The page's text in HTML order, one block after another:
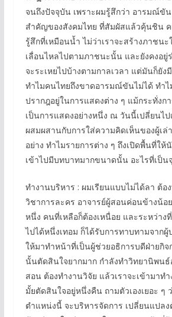
จนถึงปัจจุบัน เพราะผมรู้สึกว่า อารมณ์ขั
สำคัญของสังคมไทย ที่สัมผัสแล้วคุ้นชิน
รู้สึกที่เหมือนน้ำ ไม่ว่าเราจะสร้างภาชน
เลื่อนไหลไปตามภาชนะนั้น และยังคงอยู่
จะระเหยไปบ้างตามกาลเวลา แต่มันก็ยัง
ทำไมคนไทยถึงขาดอารมณ์ขันไม่ได้ ทำ
ปรากฎอยู่ในการแสดงต่าง ๆ แม้กระทั่งก
เป็นการแสดงอย่างหนึ่ง ณ วันนี้เปลี่ยนไป
ผสมผสานกับการใส่ความคิดเห็นของผู้เล่
อย่าง ทำไมรายการต่าง ๆ ถึงเปิดพื้นที่ให้
เข้าไปมีบทบาทมากขนาดนั้น อะไรที่เป็
ทำงานบริหาร : ผมเรียนแบบไม่ได้ลา ต้อ
วิชาการละคร อาจารย์ผู้สอนค่อนข้างน้
หนึ่ง คนที่เหลือก็ต้องเหนื่อย และระหว่าง
ไปได้หนึ่งเทอม ก็ได้รับการทาบทามจาก
ให้มาทำหน้าที่เป็นผู้ช่วยอธิการบดีฝ่ายกิ
นั้นตัดสินใจยากมาก กำลังทำวิทยานิพนธ์
สอน ต้องทำงานวิจัย แล้วเราจะเข้ามาท
มั้ยตัดสินใจอยู่หนึ่งคืน ถามตัวเองเยอะ ๆ
ตำแหน่งนี้ จะบริหารจัดการ เปลี่ยนแปลง